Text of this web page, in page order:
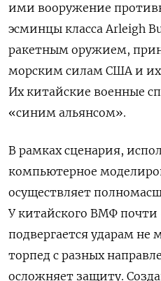
ими вооружение
эсминцы класса Arleigh
ракетным оружием,
морским силам США и
Их китайские военные
«синим альянсом».
В рамках сценария,
компьютерное
осуществляет
У китайского ВМФ
подвергается ударам не
торпед с разных
осложняет защиту.